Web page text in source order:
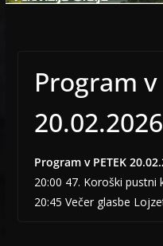
Program v
20.02.2026
Program v PETEK
20:00 47. Koroški pustni
20:45 Večer glasbe